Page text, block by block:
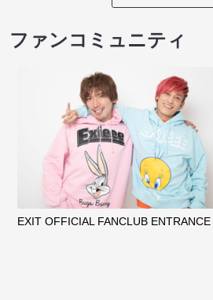
ファンコミュニティ
EXIT OFFICIAL FANCLUB ENTRANCE